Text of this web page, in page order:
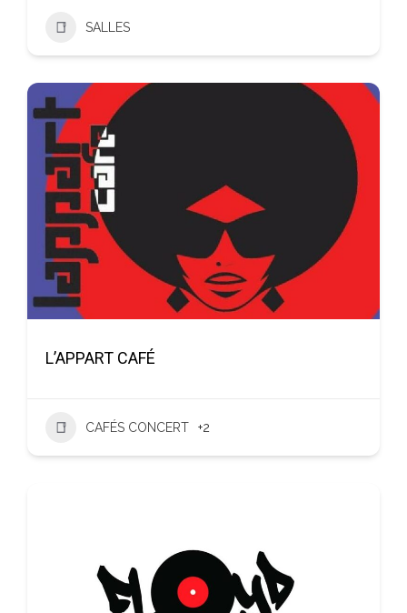
SALLES
L’APPART CAFÉ
CAFÉS CONCERT +2